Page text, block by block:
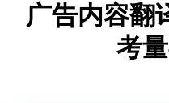
广告内容翻
考